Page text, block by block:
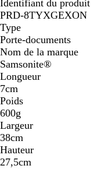
Identifiant du produit
PRD-8TYXGEXON
Type
Porte-documents
Nom de la marque
Samsonite®
Longueur
7cm
Poids
600g
Largeur
38cm
Hauteur
27,5cm